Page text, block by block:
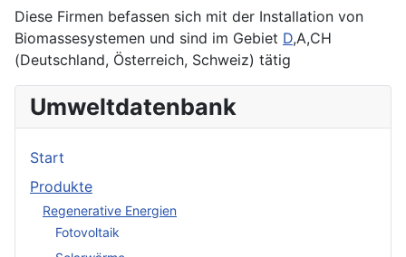
Diese Firmen befassen sich mit der Installation von
Biomassesystemen und sind im Gebiet D,A,CH
(Deutschland, Österreich, Schweiz) tätig
Umweltdatenbank
Start
Produkte
Regenerative Energien
Fotovoltaik